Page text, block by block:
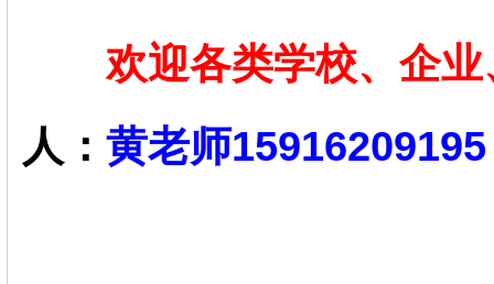
欢迎各类学校、企业
人： 黄老师